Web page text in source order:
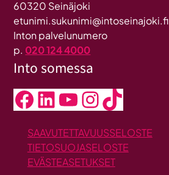
60320 Seinäjoki
etunimi.sukunimi@intoseinajoki.fi
Inton palvelunumero
p. 020 124 4000
Into somessa
Facebook LinkedIn YouTube InstagramTikTok
SAAVUTETTAVUUSSELOSTE
TIETOSUOJASELOSTE
EVÄSTEASETUKSET